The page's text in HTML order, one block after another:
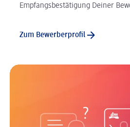
Empfangsbestätigung Deiner
Zum Bewerberprofil